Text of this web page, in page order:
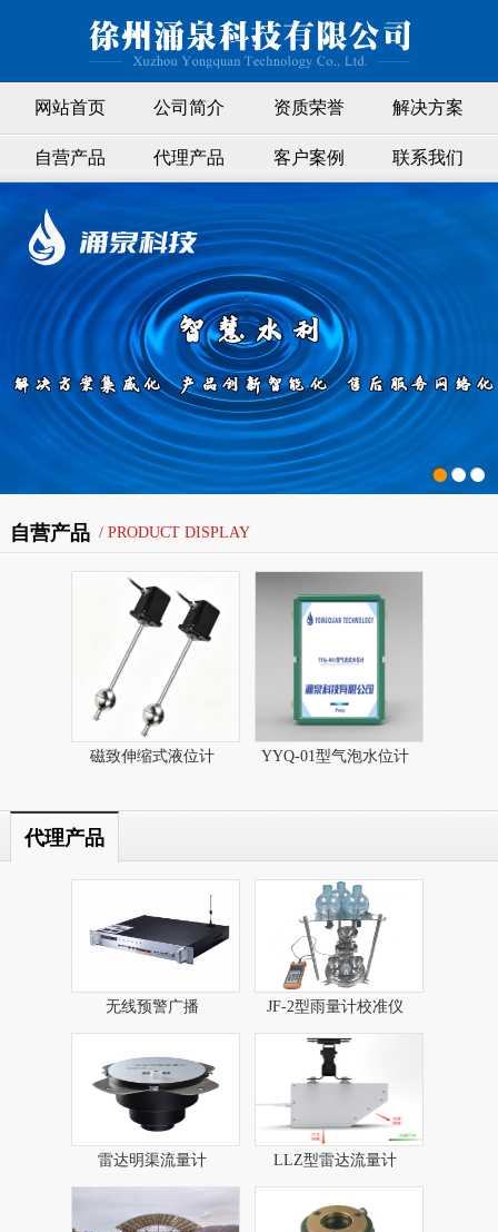
网站首页 公司简介 资质荣誉 解决方案
自营产品 代理产品 客户案例 联系我们
自营产品/ PRODUCT DISPLAY
磁致伸缩式液位计​ YYQ-01型气泡水位计
代理产品
无线预警广播​ JF-2型雨量计校准仪
雷达明渠流量计 LLZ型雷达流量计​